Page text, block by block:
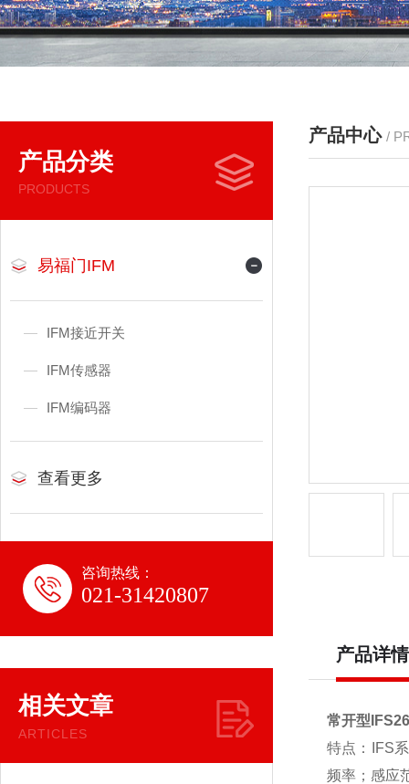
产品分类
PRODUCTS
易福门IFM
IFM接近开关
IFM传感器
IFM编码器
查看更多
咨询热线：
021-31420807
相关文章
ARTICLES
产品中心 /
产品详情
常开型
特点：IFS
频率；感应